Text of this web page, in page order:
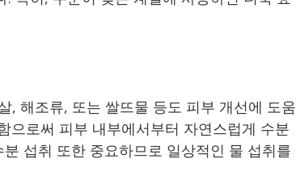
, 해조류, 또는 쌀뜨물 등도 피부 개선에 도움
으로써 피부 내부에서부터 자연스럽게 수분
섭취 또한 중요하므로 일상적인 물 섭취를